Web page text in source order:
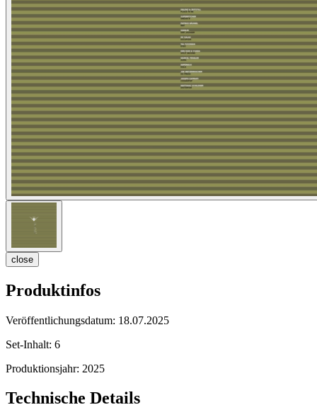
close
Produktinfos
Veröffentlichungsdatum: 18.07.2025
Set-Inhalt: 6
Produktionsjahr: 2025
Technische Details